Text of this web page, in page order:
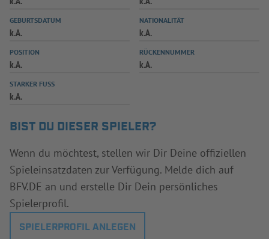
SPIELPLUS
GEBURTSDATUM
k.A.
NATIONALITÄT
k.A.
POSITION
k.A.
RÜCKENNUMMER
k.A.
STARKER FUSS
k.A.
BIST DU DIESER SPIELER?
Wenn du möchtest, stellen wir Dir Deine offiziellen
Spieleinsatzdaten zur Verfügung. Melde dich auf
BFV.DE an und erstelle Dir Dein persönliches
Spielerprofil.
SPIELERPROFIL ANLEGEN